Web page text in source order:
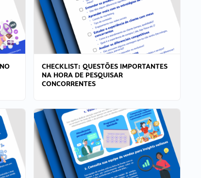
CHECKLIST: QUESTÕES IMPORTANTES
NA HORA DE PESQUISAR
CONCORRENTES